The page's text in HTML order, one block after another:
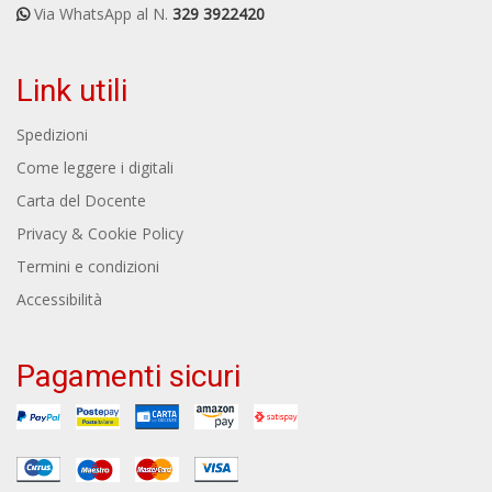
Via WhatsApp al N. 329 3922420
Link utili
Spedizioni
Come leggere i digitali
Carta del Docente
Privacy & Cookie Policy
Termini e condizioni
Accessibilità
Pagamenti sicuri